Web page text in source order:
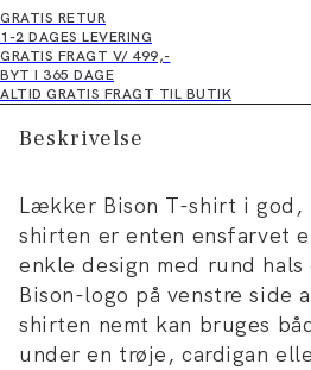
GRATIS RETUR
1-2 DAGES LEVERING
GRATIS FRAGT V/ 499,-
BYT I 365 DAGE
ALTID GRATIS FRAGT TIL BUTIK
Beskrivelse
Lækker Bison T-shirt i
shirten er enten ensfarvet
enkle design med rund
Bison-logo på venstre side
shirten nemt kan bruges
under en trøje, cardigan